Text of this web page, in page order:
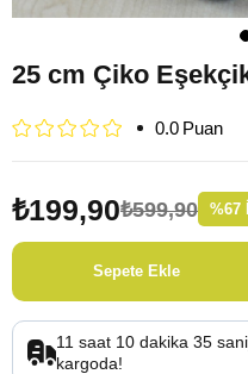
25 cm Çiko
0.0
₺599,90
₺199,90 %67
11 saat 10 dakika 35
kargoda!